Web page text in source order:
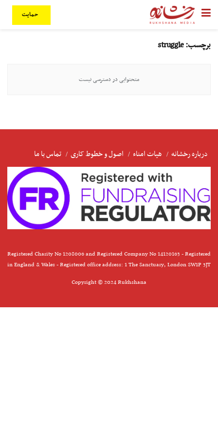
حمایت
برچسب:struggle
متحتوایی در دسترسی نیست
درباره رخشانه هیات امناء اصول و خطوط کاری تماس با ما
Registered Charity No 1208006 and Registered Company No 14120163 - Registered
in England & Wales - Registered office address: 1 The Sanctuary, London SW1P 3JT
Copyright © 2024 Rukhshana